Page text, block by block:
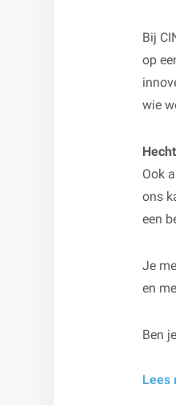
Bij
op
wie
Ook
ons
een
Je
en
Ben
Lees